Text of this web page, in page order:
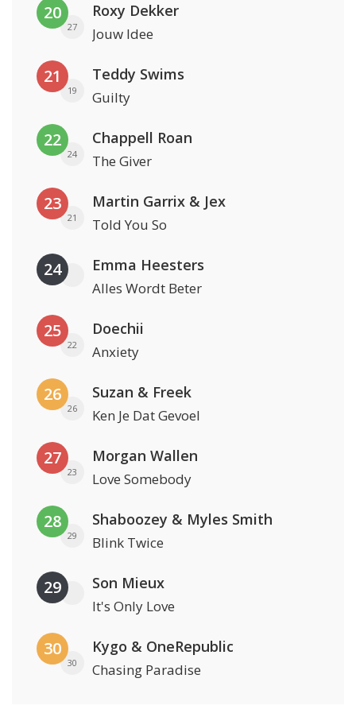
20
27
Roxy Dekker
Jouw Idee
21
19
Teddy Swims
Guilty
22
24
Chappell Roan
The Giver
23
21
Martin Garrix & Jex
Told You So
24 Emma Heesters
Alles Wordt Beter
25
22
Doechii
Anxiety
26
26
Suzan & Freek
Ken Je Dat Gevoel
27
23
Morgan Wallen
Love Somebody
28
29
Shaboozey & Myles Smith
Blink Twice
29 Son Mieux
It's Only Love
30
30
Kygo & OneRepublic
Chasing Paradise